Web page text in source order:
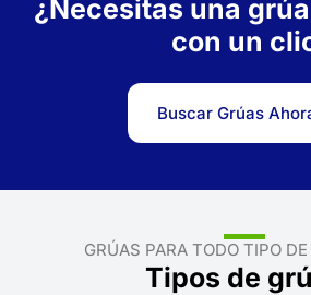
¿Necesitas una
con un
Buscar Grúas
GRÚAS PARA TODO TIPO
Tipos de